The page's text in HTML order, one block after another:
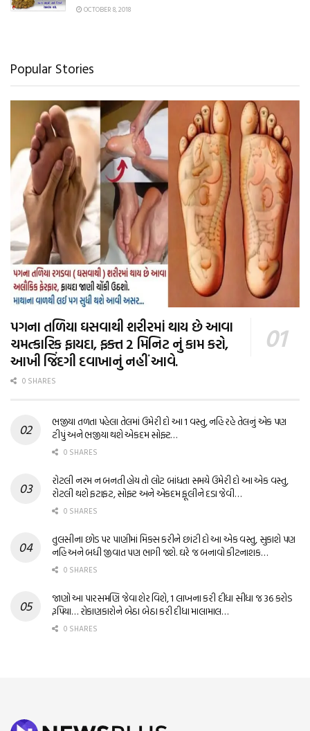
OCTOBER 8, 2018
Popular Stories
પગના તળિયા ઘસવાથી શરીરમાં થાય છે આવા
ચમત્કારિક ફાયદા, ફક્ત 2 મિનિટ નું કામ કરો,
આખી જિંદગી દવાખાનું નહીં આવે.
0 SHARES
ભજીયા તળતા પહેલા તેલમાં ઉમેરી દો આ 1 વસ્તુ, નહિ રહે તેલનું એક પણ
ટીપું અને ભજીયા થશે એકદમ સોફ્ટ…
0 SHARES
રોટલી નરમ ન બનતી હોય તો લોટ બાંધતા સમયે ઉમેરી દો આ એક વસ્તુ,
રોટલી થશે ફટાફટ, સોફ્ટ અને એકદમ ફૂલીને દડા જેવી…
0 SHARES
તુલસીના છોડ પર પાણીમાં મિક્સ કરીને છાંટી દો આ એક વસ્તુ, સુકાશે પણ
નહિ અને બધી જીવાત પણ ભાગી જશે. ઘરે જ બનાવો કીટનાશક…
0 SHARES
જાણો આ પારસમણિ જેવા શેર વિશે, 1 લાખના કરી દીધા સીધા જ 36 કરોડ
રૂપિયા… રોકાણકારોને બેઠા બેઠા કરી દીધા માલામાલ…
0 SHARES